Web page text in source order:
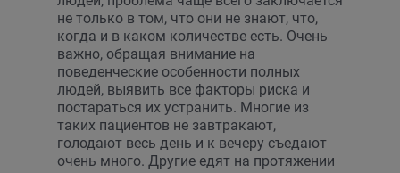
не только в том, что они не знают, что,
когда и в каком количестве есть. Очень
важно, обращая внимание на
поведенческие особенности полных
людей, выявить все факторы риска и
постараться их устранить. Многие из
таких пациентов не завтракают,
голодают весь день и к вечеру съедают
очень много. Другие едят на протяжении